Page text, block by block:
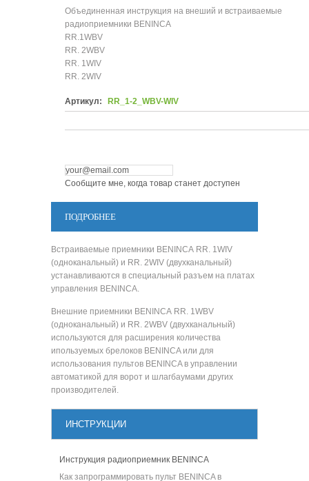
Объединенная инструкция на внеший и встраиваемые
радиоприемники BENINCA
RR.1WBV
RR. 2WBV
RR. 1WIV
RR. 2WIV
Артикул: RR_1-2_WBV-WIV
Сообщите мне, когда товар станет доступен
ПОДРОБНЕЕ
Встраиваемые приемники BENINCA RR. 1WIV
(одноканальный) и RR. 2WIV (двухканальный)
устанавливаются в специальный разъем на платах
управления BENINCA.
Внешние приемники BENINCA RR. 1WBV
(одноканальный) и RR. 2WBV (двухканальный)
используются для расширения количества
ипользуемых брелоков BENINCA или для
использования пультов BENINCA в управлении
автоматикой для ворот и шлагбаумами других
производителей.
ИНСТРУКЦИИ
Инструкция радиоприемник BENINCA
Как запрограммировать пульт BENINCA в